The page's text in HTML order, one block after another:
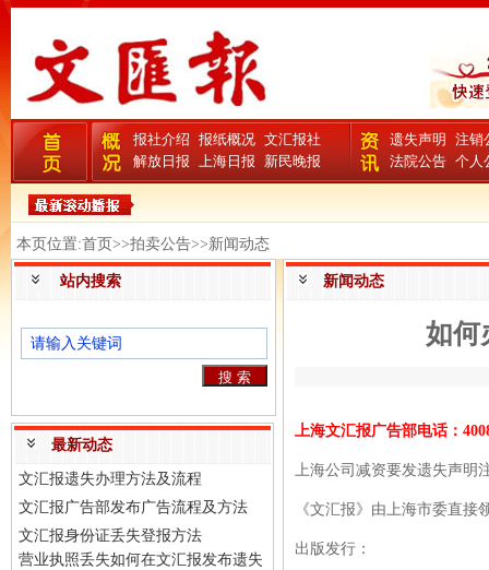
报社介绍 报纸概况 文汇报社
解放日报 上海日报 新民晚报
遗失声明
注销
法院公告 个人
本页位置:首页>>拍卖公告>>新闻动态
站内搜索
最新动态
文汇报遗失办理方法及流程
文汇报广告部发布广告流程及方法
文汇报身份证丢失登报方法
营业执照丢失如何在文汇报发布遗失
新闻动态
如何
上海文汇报广告部电话：
上海公司减资要发遗失声明
《文汇报》由上海市委直
出版发行：